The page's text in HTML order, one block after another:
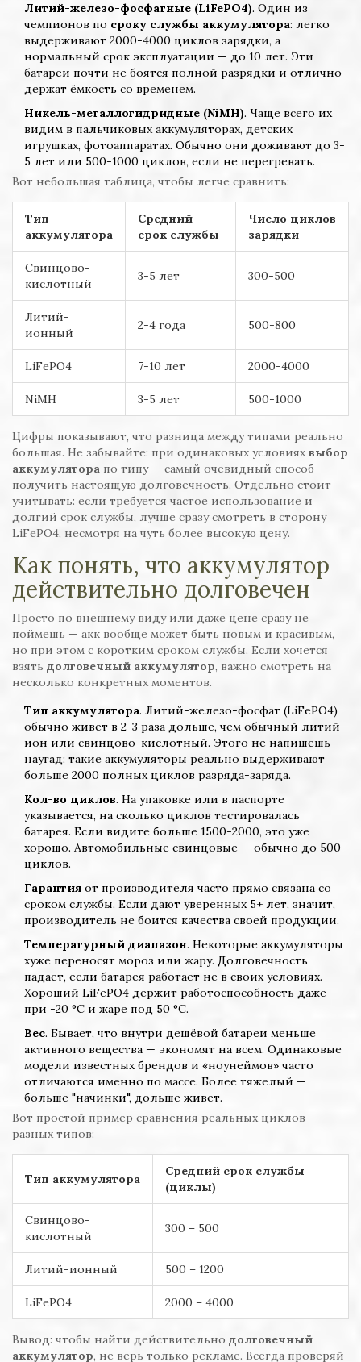
Литий-железо-фосфатные (LiFePO4). Один из
чемпионов по сроку службы аккумулятора: легко
выдерживают 2000-4000 циклов зарядки, а
нормальный срок эксплуатации — до 10 лет. Эти
батареи почти не боятся полной разрядки и отлично
держат ёмкость со временем.
Никель-металлогидридные (NiMH). Чаще всего их
видим в пальчиковых аккумуляторах, детских
игрушках, фотоаппаратах. Обычно они доживают до 3-
5 лет или 500-1000 циклов, если не перегревать.
Вот небольшая таблица, чтобы легче сравнить:
Тип
аккумулятора
Средний
срок службы
Число циклов
зарядки
Свинцово-
кислотный
3-5 лет 300-500
Литий-
ионный
2-4 года 500-800
LiFePO4 7-10 лет 2000-4000
NiMH 3-5 лет 500-1000
Цифры показывают, что разница между типами реально
большая. Не забывайте: при одинаковых условиях выбор
аккумулятора по типу — самый очевидный способ
получить настоящую долговечность. Отдельно стоит
учитывать: если требуется частое использование и
долгий срок службы, лучше сразу смотреть в сторону
LiFePO4, несмотря на чуть более высокую цену.
Как понять, что аккумулятор
действительно долговечен
Просто по внешнему виду или даже цене сразу не
поймешь — акк вообще может быть новым и красивым,
но при этом с коротким сроком службы. Если хочется
взять долговечный аккумулятор, важно смотреть на
несколько конкретных моментов.
Тип аккумулятора. Литий-железо-фосфат (LiFePO4)
обычно живет в 2-3 раза дольше, чем обычный литий-
ион или свинцово-кислотный. Этого не напишешь
наугад: такие аккумуляторы реально выдерживают
больше 2000 полных циклов разряда-заряда.
Кол-во циклов. На упаковке или в паспорте
указывается, на сколько циклов тестировалась
батарея. Если видите больше 1500-2000, это уже
хорошо. Автомобильные свинцовые — обычно до 500
циклов.
Гарантия от производителя часто прямо связана со
сроком службы. Если дают уверенных 5+ лет, значит,
производитель не боится качества своей продукции.
Температурный диапазон. Некоторые аккумуляторы
хуже переносят мороз или жару. Долговечность
падает, если батарея работает не в своих условиях.
Хороший LiFePO4 держит работоспособность даже
при -20 °C и жаре под 50 °C.
Вес. Бывает, что внутри дешёвой батареи меньше
активного вещества — экономят на всем. Одинаковые
модели известных брендов и «ноунеймов» часто
отличаются именно по массе. Более тяжелый —
больше "начинки", дольше живет.
Вот простой пример сравнения реальных циклов
разных типов:
Тип аккумулятора
Средний срок службы
(циклы)
Свинцово-
кислотный
300 – 500
Литий-ионный 500 – 1200
LiFePO4 2000 – 4000
Вывод: чтобы найти действительно долговечный
аккумулятор, не верь только рекламе. Всегда проверяй